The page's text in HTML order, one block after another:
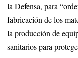
la Defensa, para
fabricación de los
la producción de
sanitarios para